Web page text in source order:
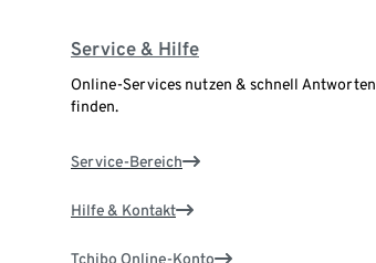
Service & Hilfe
Online-Services nutzen & schnell Antworten
finden.
Service-Bereich
Hilfe & Kontakt
Tchibo Online-Konto